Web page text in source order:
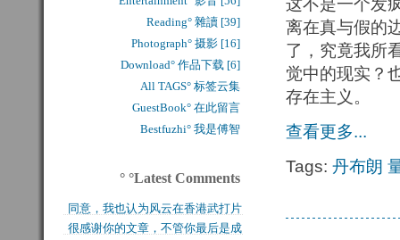
这不是一个发
离在真与假的
了，究竟我所
觉中的现实？
存在主义。
查看更多...
Tags: 丹布朗
Reading° 雜讀 [39]
Photograph° 摄影 [16]
Download° 作品下载 [6]
All TAGS° 标签云集
GuestBook° 在此留言
Bestfuzhi° 我是傅智
° °Latest Comments
同意，我也认为风云在香港武打片
历史上是绝无仅有的，...
很感谢你的文章，不管你最后是成